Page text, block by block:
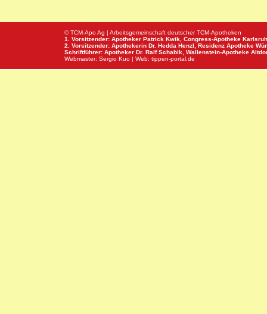
© TCM-Apo Ag | Arbeitsgemeinschaft deutscher TCM-Apotheken
1. Vorsitzender: Apotheker Patrick Kwik, Congress-Apotheke
2. Vorsitzender: Apothekerin Dr. Hedda Henzl, Residenz Apotheke
Schriftführer: Apotheker Dr. Ralf Schabik, Wallenstein-Apotheke
Webmaster: Sergio Kuo | Web: tippen-portal.de